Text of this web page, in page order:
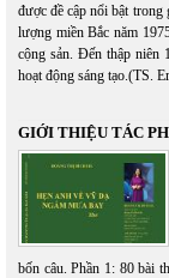
được đề cập nổi bật
lượng miền Bắc năm
cộng sản. Đến thập niên
hoạt động sáng tạo.(TS.
GIỚI THIỆU TÁC
bốn câu. Phần 1: 80 bài